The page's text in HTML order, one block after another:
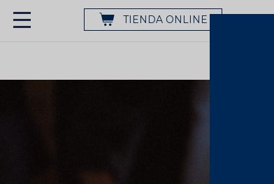
TIENDA ONLINE